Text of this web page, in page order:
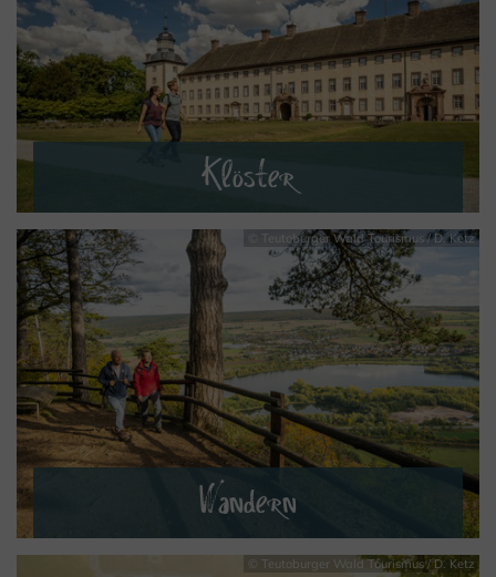
Klöster
MEHR ERFAHREN© Teutoburger Wald Tourismus / D. Ketz
Wandern
MEHR ERFAHREN© Teutoburger Wald Tourismus / D. Ketz